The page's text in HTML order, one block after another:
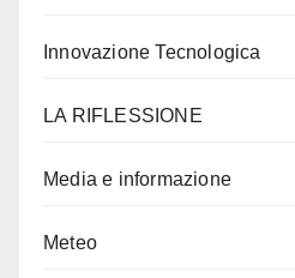
Innovazione Tecnologica
LA RIFLESSIONE
Media e informazione
Meteo